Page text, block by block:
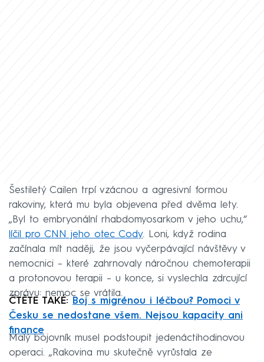
Šestiletý Cailen trpí vzácnou a agresivní formou
rakoviny, která mu byla objevena před dvěma lety.
„Byl to embryonální rhabdomyosarkom v jeho uchu,“
líčil pro CNN jeho otec Cody. Loni, když rodina
začínala mít naději, že jsou vyčerpávající návštěvy v
nemocnici – které zahrnovaly náročnou chemoterapii
a protonovou terapii – u konce, si vyslechla zdrcující
zprávu: nemoc se vrátila.
ČTĚTE TAKÉ:
Boj s migrénou i léčbou? Pomoci v
Česku se nedostane všem. Nejsou kapacity ani
finance
Malý bojovník musel podstoupit jedenáctihodinovou
operaci. „Rakovina mu skutečně vyrůstala ze